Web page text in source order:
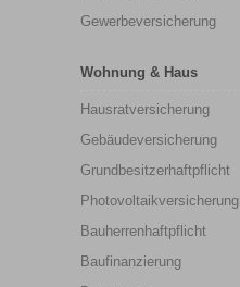
Gewerbeversicherung
Wohnung & Haus
Hausratversicherung
Gebäudeversicherung
Grundbesitzerhaftpflicht
Photovoltaikversicherung
Bauherrenhaftpflicht
Baufinanzierung